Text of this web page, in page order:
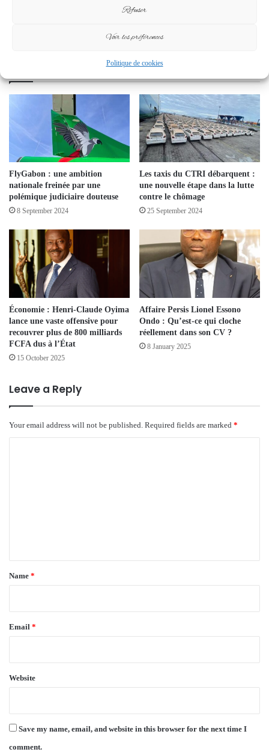
Refuser
Voir les préférences
Politique de cookies
propre Médiature
FlyGabon : une ambition
nationale freinée par une
polémique judiciaire douteuse
8 September 2024
Les taxis du CTRI débarquent :
une nouvelle étape dans la lutte
contre le chômage
25 September 2024
Économie : Henri-Claude Oyima
lance une vaste offensive pour
recouvrer plus de 800 milliards
FCFA dus à l’État
15 October 2025
Affaire Persis Lionel Essono
Ondo : Qu’est-ce qui cloche
réellement dans son CV ?
8 January 2025
Leave a Reply
Your email address will not be published. Required fields are marked *
*
Name *
Email *
Website
Save my name, email, and website in this browser for the next time I
comment.